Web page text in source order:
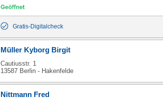
Gratis-Digitalcheck
Müller Kyborg Birgit
Cautiusstr. 1
13587 Berlin - Hakenfelde
Nittmann Fred